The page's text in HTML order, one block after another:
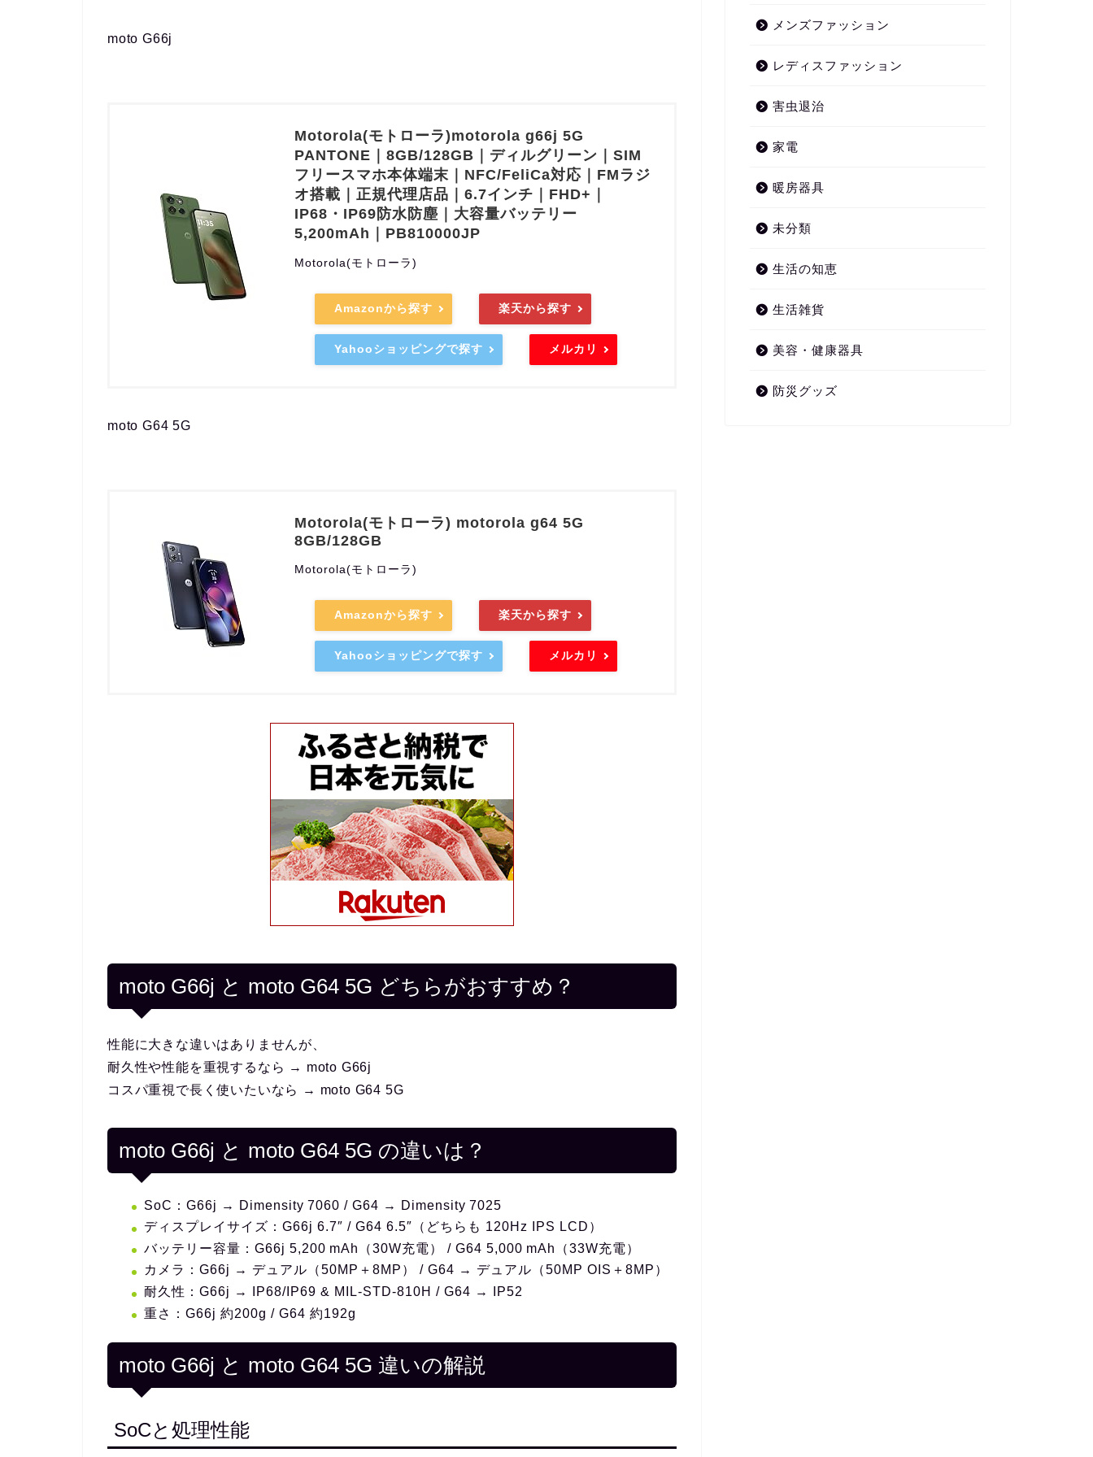
moto G66j
Motorola(モトローラ)motorola g66j 5G
PANTONE｜8GB/128GB｜ディルグリーン｜SIM
フリースマホ本体端末｜NFC/FeliCa対応｜FMラジ
オ搭載｜正規代理店品｜6.7インチ｜FHD+｜
IP68・IP69防水防塵｜大容量バッテリー
5,200mAh｜PB810000JP
Motorola(モトローラ)
Amazonから探す 楽天から探す
Yahooショッピングで探す メルカリ
moto G64 5G
Motorola(モトローラ) motorola g64 5G
8GB/128GB
Motorola(モトローラ)
Amazonから探す 楽天から探す
Yahooショッピングで探す メルカリ
moto G66j と moto G64 5G どちらがおすすめ？
性能に大きな違いはありませんが、
耐久性や性能を重視するなら → moto G66j
コスパ重視で長く使いたいなら → moto G64 5G
moto G66j と moto G64 5G の違いは？
SoC：G66j → Dimensity 7060 / G64 → Dimensity 7025
ディスプレイサイズ：G66j 6.7″ / G64 6.5″（どちらも 120Hz IPS LCD）
バッテリー容量：G66j 5,200 mAh（30W充電） / G64 5,000 mAh（33W充電）
カメラ：G66j → デュアル（50MP＋8MP） / G64 → デュアル（50MP OIS＋8MP）
耐久性：G66j → IP68/IP69 & MIL‑STD‑810H / G64 → IP52
重さ：G66j 約200g / G64 約192g
moto G66j と moto G64 5G 違いの解説
SoCと処理性能
メンズファッション
レディスファッション
害虫退治
家電
暖房器具
未分類
生活の知恵
生活雑貨
美容・健康器具
防災グッズ